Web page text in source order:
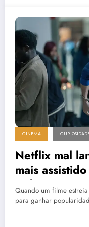
CINEMA
Netflix mal
mais
3 dias
Quando um filme
para ganhar